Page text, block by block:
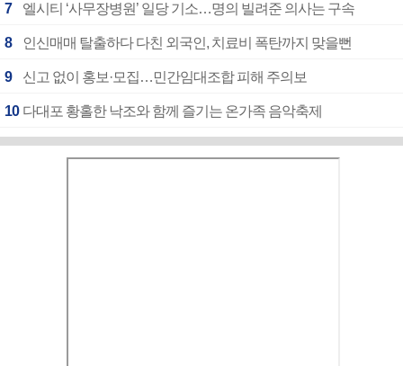
7 엘시티 ‘사무장병원’ 일당 기소…명의 빌려준 의사는 구속
8 인신매매 탈출하다 다친 외국인, 치료비 폭탄까지 맞을뻔
9 신고 없이 홍보·모집…민간임대조합 피해 주의보
10 다대포 황홀한 낙조와 함께 즐기는 온가족 음악축제